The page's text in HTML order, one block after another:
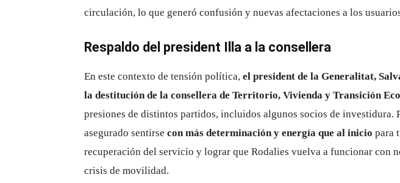
circulación, lo que generó confusión y nuevas afectaciones a los
Respaldo del president Illa a la consellera
En este contexto de tensión política, el president de la Generalitat,
la destitución de la consellera de Territorio, Vivienda y Transición
presiones de distintos partidos, incluidos algunos socios de investidura.
asegurado sentirse con más determinación y energía que al inicio para
recuperación del servicio y lograr que Rodalies vuelva a funcionar con
crisis de movilidad.